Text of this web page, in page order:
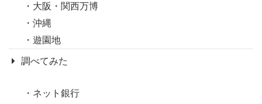
大阪・関西万博
沖縄
遊園地
調べてみた
ネット銀行